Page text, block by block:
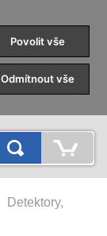
Detektory,
Povolit vše
Odmítnout vše